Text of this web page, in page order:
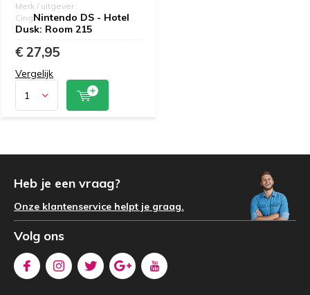
Merk / uitgever :
CingNintendo DS - Hotel
Dusk: Room 215
€ 27,95
Vergelijk
Heb je een vraag?
Onze klantenservice helpt je graag.
Volg ons